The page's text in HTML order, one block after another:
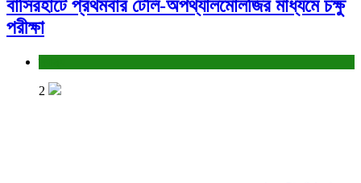
বাসিরহাটে প্রথমবার টেলি-অপথ্যালমোলজির মাধ্যমে চক্ষু
পরীক্ষা
2